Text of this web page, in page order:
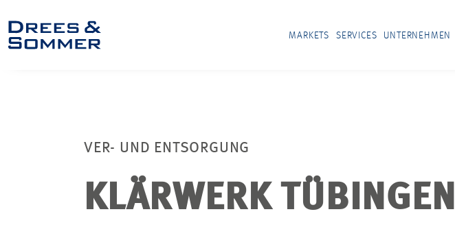
MARKETS SERVICES UNTERNEHMEN
VER- UND ENTSORGUNG
KLÄRWERK TÜBINGEN